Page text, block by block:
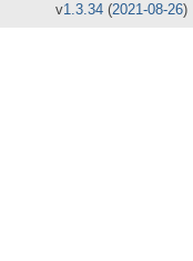
v1.3.34 (2021-08-26)